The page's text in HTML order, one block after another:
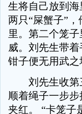
生将自己放到
两只“屎蟹子”
里。第二个笼
威。刘先生带
钳子便无用武之
刘先生收第三
顺着绳子一步
夹红。 “卡笼子